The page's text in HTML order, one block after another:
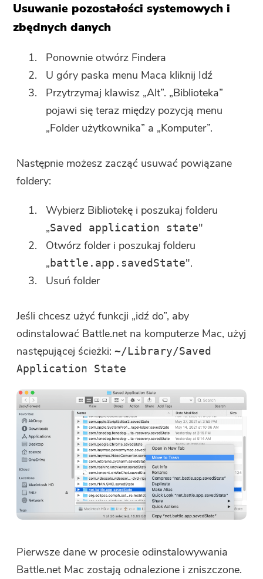
Usuwanie pozostałości systemowych i
zbędnych danych
Ponownie otwórz Findera
U góry paska menu Maca kliknij Idź
Przytrzymaj klawisz „Alt”. „Biblioteka”
pojawi się teraz między pozycją menu
„Folder użytkownika” a „Komputer”.
Następnie możesz zacząć usuwać powiązane
foldery:
Wybierz Bibliotekę i poszukaj folderu
„Saved application state"
Otwórz folder i poszukaj folderu
„battle.app.savedState".
Usuń folder
Jeśli chcesz użyć funkcji „idź do”, aby
odinstalować Battle.net na komputerze Mac, użyj
następującej ścieżki:~/Library/Saved
Application State
Pierwsze dane w procesie odinstalowywania
Battle.net Mac zostają odnalezione i zniszczone.
Jesteś prawie gotowy.
Subskrybuj nasze najlepsze
aplikacjach iMyMac.
Ciepła Prompt
tylko To oprogramowanie
można pobrać i używać tylko na
swój adres e-mail, aby uzyskać
link do pobrania i kod kuponu.
Jeśli chcesz kupić
oprogramowanie, kliknij
Wpisz poprawny adres e-mail.
Wyślij
Dziękujemy za subskrypcję!
Dziękujemy za subskrypcję!
Link do pobrania i kod kuponu
zostały wysłane na Twój adres e-
mail user@email.com. Możesz także
kliknąć przycisk, aby bezpośrednio
kupić oprogramowanie.
Kup teraz